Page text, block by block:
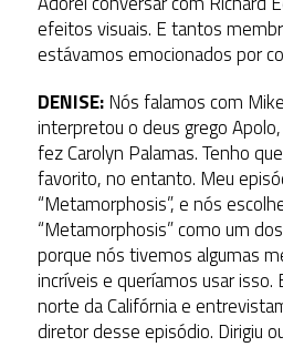
efeitos visuais. E tantos
estávamos emocionados por
DENISE:Nós falamos com
interpretou o deus grego
fez Carolyn Palamas. Tenho
favorito, no entanto. Meu
“Metamorphosis”, e nós
“Metamorphosis” como um
porque nós tivemos algumas
incríveis e queríamos usar
norte da Califórnia e
diretor desse episódio. Dirigiu